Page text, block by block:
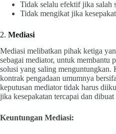
Tidak selalu efektif jika salah
Tidak mengikat jika
2. Mediasi
Mediasi melibatkan pihak ketiga
sebagai mediator, untuk membantu
solusi yang saling menguntungkan.
kontrak pengadaan umumnya
keputusan mediator tidak harus
jika kesepakatan tercapai dan dibuat
Keuntungan Mediasi: